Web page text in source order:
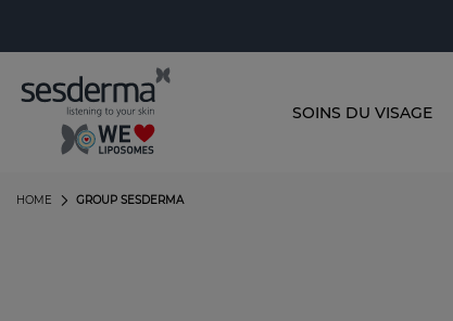
SOINS DU VISAGE
GROUP SESDERMA
HOME